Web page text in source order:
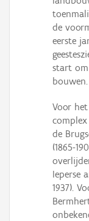
de
eerste
start
bouwen.
Voor
de
(1865-
Ieperse
1937).